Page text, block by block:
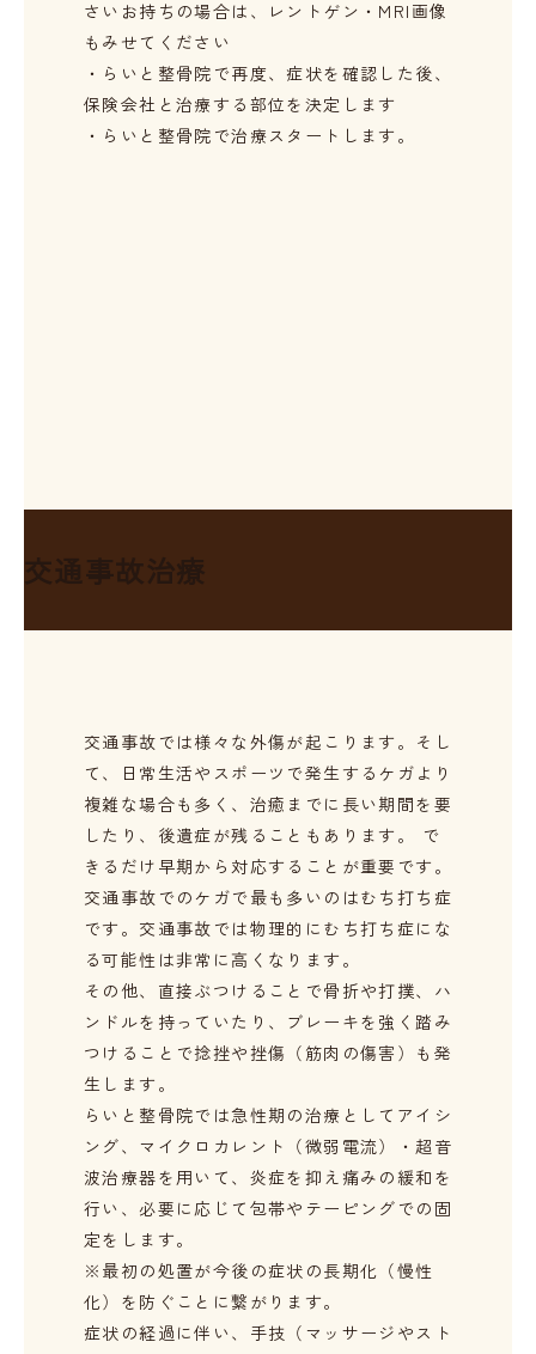
さい お持ちの場合は、レントゲン・MRI画像
もみせてください
・らいと整骨院で再度、症状を確認した後、
保険会社と治療する部位を決定します
・らいと整骨院で治療スタートします。
交通事故治療
交通事故では様々な外傷が起こります。そし
て、日常生活やスポーツで発生するケガより
複雑な場合も多く、治癒までに長い期間を要
したり、後遺症が残ることもあります。 で
きるだけ早期から対応することが重要です。
交通事故でのケガで最も多いのはむち打ち症
です。交通事故では物理的にむち打ち症にな
る可能性は非常に高くなります。
その他、直接ぶつけることで骨折や打撲、ハ
ンドルを持っていたり、ブレーキを強く踏み
つけることで捻挫や挫傷（筋肉の傷害）も発
生します。
らいと整骨院では急性期の治療としてアイシ
ング、マイクロカレント（微弱電流）・超音
波治療器を用いて、炎症を抑え痛みの緩和を
行い、必要に応じて包帯やテーピングでの固
定をします。
※最初の処置が今後の症状の長期化（慢性
化）を防ぐことに繋がります。
症状の経過に伴い、手技（マッサージやスト